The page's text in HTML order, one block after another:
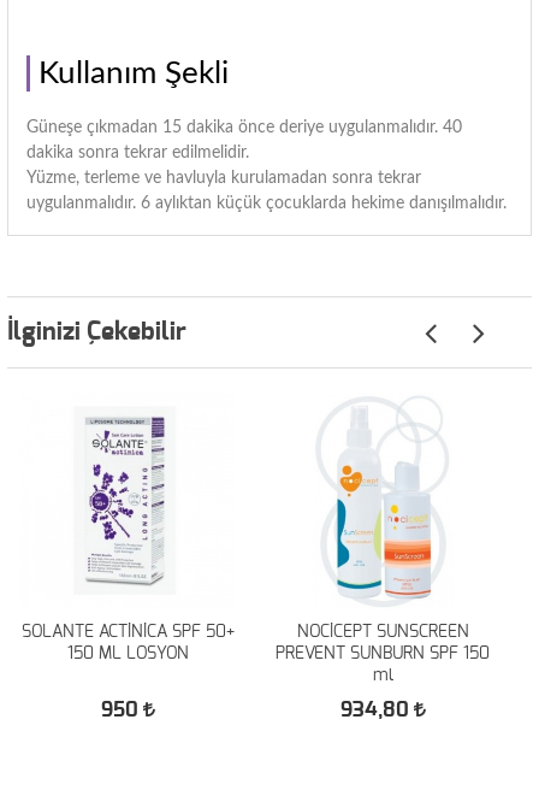
Kullanım Şekli
Güneşe çıkmadan 15 dakika önce deriye uygulanmalıdır. 40
dakika sonra tekrar edilmelidir.
Yüzme, terleme ve havluyla kurulamadan sonra tekrar
uygulanmalıdır. 6 aylıktan küçük çocuklarda hekime danışılmalıdır.
İlginizi Çekebilir
SOLANTE ACTİNİCA SPF 50+
150 ML LOSYON
950
NOCİCEPT SUNSCREEN
PREVENT SUNBURN SPF 150
ml
934,80